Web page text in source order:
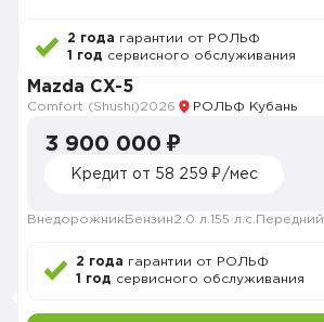
2 года гарантии от РОЛЬФ
1 год сервисного обслуживания
Mazda CX-5
Comfort (Shushi)2026 РОЛЬФ Кубань
3 900 000 ₽
Кредит от 58 259 ₽/мес
Внедорожник Бензин2.0 л. 155 л.с. Передний
2 года гарантии от РОЛЬФ
1 год сервисного обслуживания